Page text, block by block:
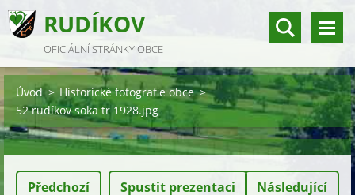
RUDÍKOV
OFICIÁLNÍ STRÁNKY OBCE
Úvod > Historické fotografie obce >
52 rudíkov soka tr 1928.jpg
Předchozí Spustit prezentaci Následující